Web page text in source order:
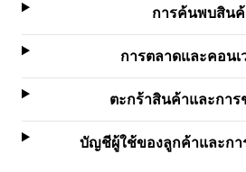
การค้นพบสิน
การตลาดและคอน
ตะกร้าสินค้าและการ
บัญชีผู้ใช้ของลูกค้าและกา